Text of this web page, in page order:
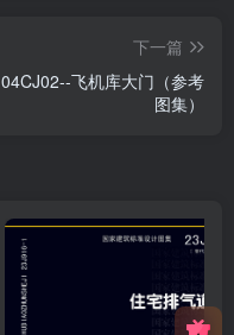
下一篇
04CJ02--飞机库大门（参考
图集）